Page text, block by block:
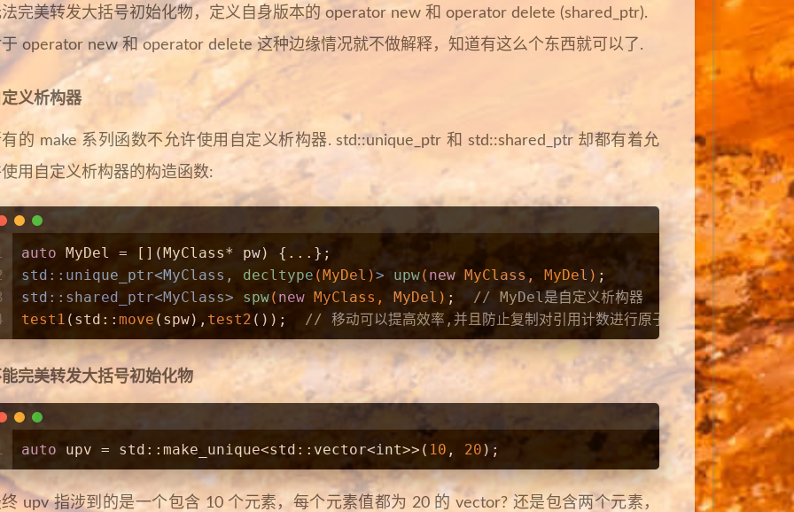
完美转发大括号初始化物，定义自身版本的 operator new 和 operator delete (shared_ptr).
operator new 和 operator delete 这种边缘情况就不做解释，知道有这么个东西就可以了.
义析构器
的 make 系列函数不允许使用自定义析构器. std::unique_ptr 和 std::shared_ptr 却都有着允
用自定义析构器的构造函数:
auto MyDel = [](MyClass* pw) {...};
std::unique_ptr<MyClass, decltype (MyDel)> upw( new MyClass, MyDel) ;
std::shared_ptr<MyClass> spw( new MyClass, MyDel) ; // MyDel是自定义析构器
test1 (std:: move (spw), test2 ()); // 移动可以提高效率,并且防止复制对引用计数进行原子的递增操
完美转发大括号初始化物
auto upv = std::make_unique<std::vector<int>>( 10 , 20 );
upv 指涉到的是一个包含 10 个元素，每个元素值都为 20 的 vector? 还是包含两个元素，